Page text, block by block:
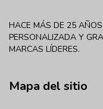
HACE MÁS DE 25
PERSONALIZADA Y
MARCAS LÍDERES.
Mapa del sitio